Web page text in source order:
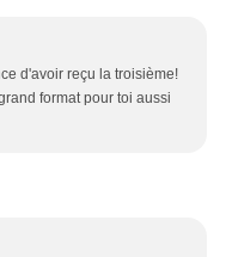
d'avoir reçu la troisième!
format pour toi aussi